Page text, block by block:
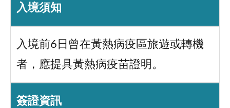
入境須知
入境前6日曾在黃熱病疫區旅遊或轉機
者，應提具黃熱病疫苗證明。
簽證資訊